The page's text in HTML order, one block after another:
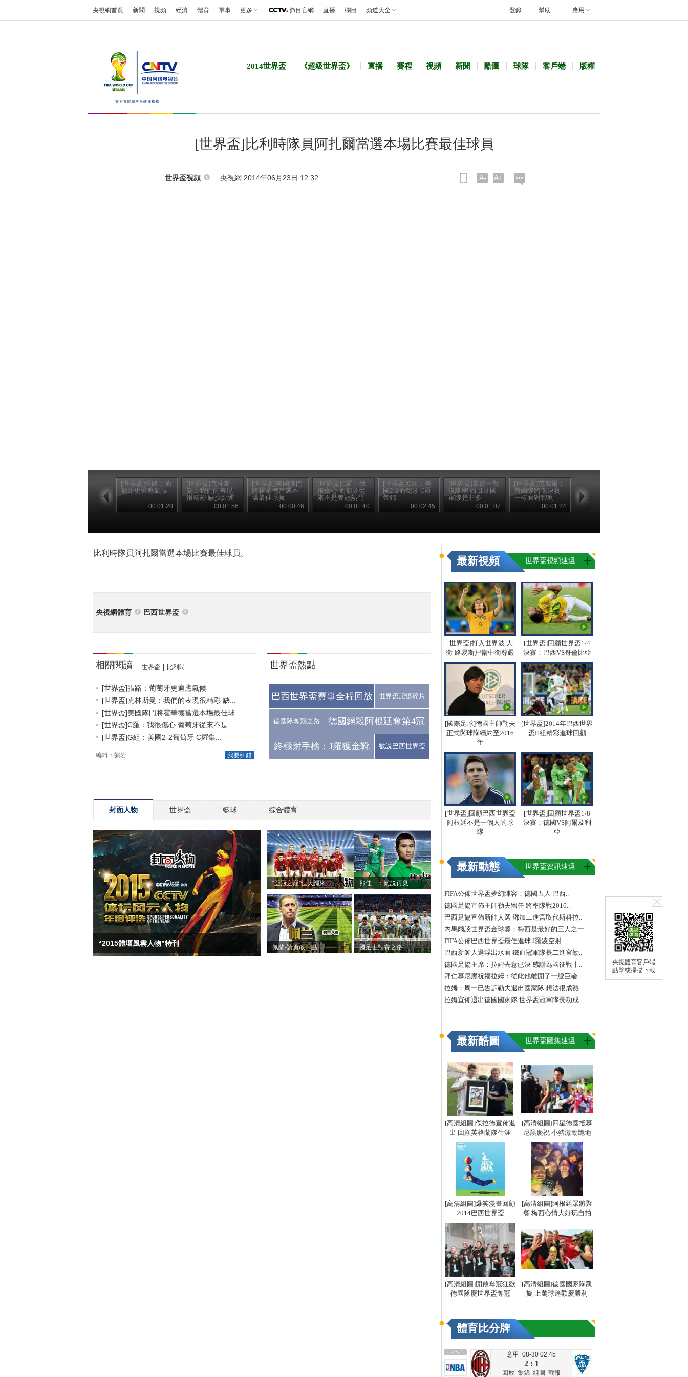
央視體育客戶端
點擊或掃描下載
央視網首頁 新聞 視頻 經濟 體育 軍事 更多 節目官網 直播 欄目 頻道大全 幫助 應用
登錄
2014世界盃 《超級世界盃》 直播 賽程 視頻 新聞 酷圖 球隊 客戶端 版權
[世界盃]比利時隊員阿扎爾當選本場比賽最佳球員
世界盃視頻 央視網 2014年06月23日 12:32 A- A+
[世界盃]張路：葡
萄牙更適應氣候
00:01:20
[世界盃]克林斯
曼：我們的表現
很精彩 缺少點運
00:01:56
[世界盃]美國隊門
將霍華德當選本
場最佳球員
00:00:46
[世界盃]C羅：我
很傷心 葡萄牙從
來不是奪冠熱門
00:01:40
[世界盃]G組：美
國2-2葡萄牙 C羅
集錦
00:02:45
[世界盃]最後一戰
沒訓練 西班牙國
家隊是非多
00:01:07
[世界盃]范加爾：
荷蘭隊將像決賽
一樣面對智利
00:01:24
比利時隊員阿扎爾當選本場比賽最佳球員。
央視網體育 巴西世界盃
相關閱讀 世界盃 比利時
[世界盃]張路：葡萄牙更適應氣候
[世界盃]克林斯曼：我們的表現很精彩 缺...
[世界盃]美國隊門將霍華德當選本場最佳球...
[世界盃]C羅：我很傷心 葡萄牙從來不是...
[世界盃]G組：美國2-2葡萄牙 C羅集...
我要糾錯
編輯：劉岩
世界盃熱點
巴西世界盃賽事全程回放 世界盃記憶碎片
德國隊奪冠之路 德國絕殺阿根廷奪第4冠
終極射手榜：J羅獲金靴 數説巴西世界盃
封面人物 世界盃 籃球 綜合體育
“2015體壇風雲人物”特刊
“亞冠之巔”恒大歸來 邵佳一：難説再見
佩蘭-請勇敢一點 國足世預賽之路
最新視頻 世界盃視頻速遞
[世界盃]打入世界波 大
衛-路易斯捍衛中衛尊嚴
[世界盃]回顧世界盃1/4
決賽：巴西VS哥倫比亞
[國際足球]德國主帥勒夫
正式與球隊續約至2016
年
[世界盃]2014年巴西世界
盃H組精彩進球回顧
[世界盃]回顧巴西世界盃
阿根廷不是一個人的球
隊
[世界盃]回顧世界盃1/8
決賽：德國VS阿爾及利
亞
最新動態 世界盃資訊速遞
FIFA公佈世界盃夢幻陣容：德國五人 巴西..
德國足協宣佈主帥勒夫留任 將率隊戰2016..
巴西足協宣佈新帥人選 鄧加二進宮取代斯科拉..
內馬爾談世界盃金球獎：梅西是最好的三人之一
FIFA公佈巴西世界盃最佳進球 J羅凌空射..
巴西新帥人選浮出水面 鐵血冠軍隊長二進宮勤..
德國足協主席：拉姆去意已決 感謝為國征戰十..
拜仁慕尼黑祝福拉姆：從此他離開了一艘巨輪
拉姆：周一已告訴勒夫退出國家隊 想法很成熟
拉姆宣佈退出德國國家隊 世界盃冠軍隊長功成..
最新酷圖 世界盃圖集速遞
[高清組圖]傑拉德宣佈退
出 回顧英格蘭隊生涯
[高清組圖]四星德國抵慕
尼黑慶祝 小豬激動跪地
[高清組圖]爆笑漫畫回顧
2014巴西世界盃
[高清組圖]阿根廷眾將聚
餐 梅西心情大好玩自拍
[高清組圖]開啟奪冠狂歡
德國隊慶世界盃奪冠
[高清組圖]德國國家隊凱
旋 上萬球迷歡慶勝利
體育比分牌
意甲 08-30 02:45
2 : 1
回放 集錦 組圖 戰報